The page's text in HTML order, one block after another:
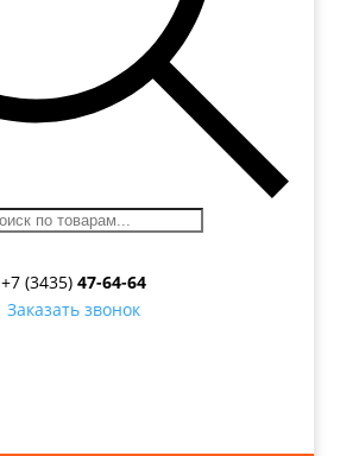
+7 (3435) 47-64-64
Заказать звонок